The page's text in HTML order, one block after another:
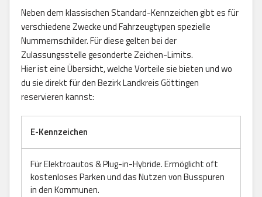
Neben dem klassischen Standard-Kennzeichen gibt es für
verschiedene Zwecke und Fahrzeugtypen spezielle
Nummernschilder. Für diese gelten bei der
Zulassungsstelle gesonderte Zeichen-Limits.
Hier ist eine Übersicht, welche Vorteile sie bieten und wo
du sie direkt für den Bezirk Landkreis Göttingen
reservieren kannst:
E-Kennzeichen
Für Elektroautos & Plug-in-Hybride. Ermöglicht oft
kostenloses Parken und das Nutzen von Busspuren
in den Kommunen.